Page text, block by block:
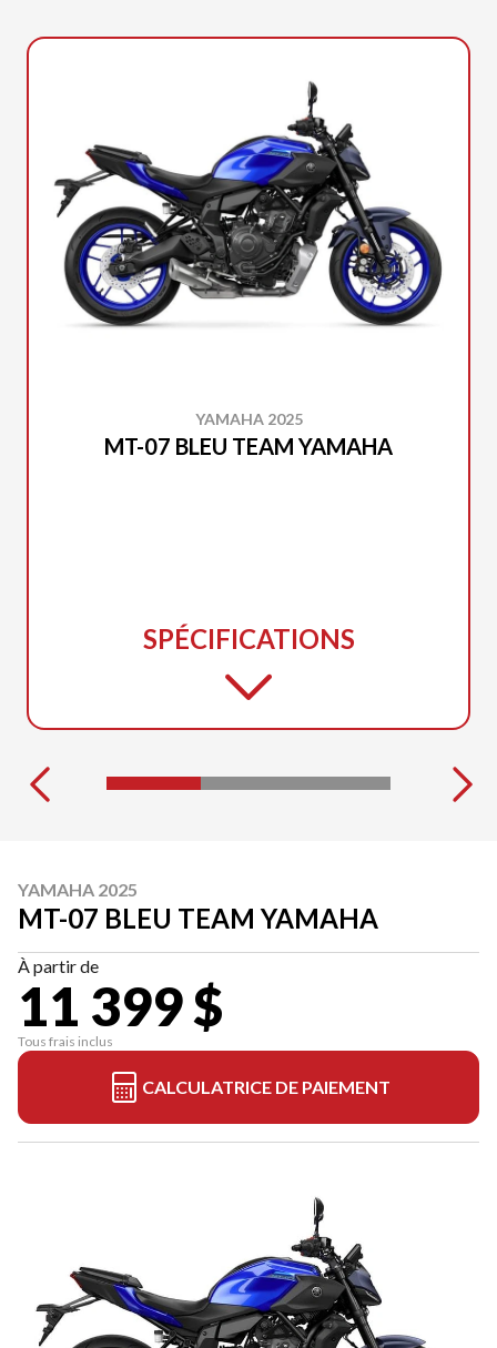
YAMAHA 2025
MT-07 BLEU TEAM YAMAHA
SPÉCIFICATIONS
YAMAHA 2025
MT-07 BLEU TEAM YAMAHA
À partir de
11 399 $
Tous frais inclus
CALCULATRICE DE PAIEMENT